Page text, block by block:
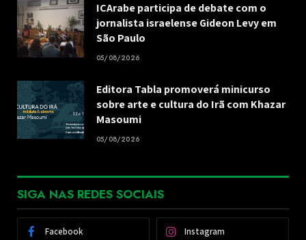
ICArabe participa de debate com o
jornalista israelense Gideon Levy em
São Paulo
05/08/2026
Editora Tabla promoverá minicurso
sobre arte e cultura do Irã com Khazar
Masoumi
05/08/2026
SIGA NAS REDES SOCIAIS
Facebook Instagram